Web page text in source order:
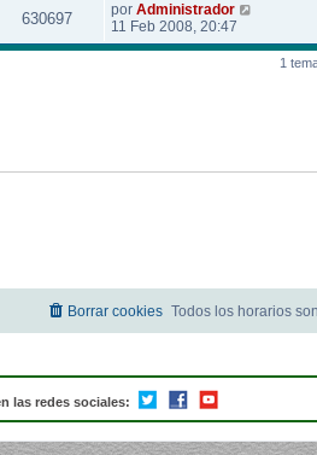
630697 por Administrador
11 Feb 2008, 20:47
1
Todos los horarios son
Borrar cookies
las redes sociales: